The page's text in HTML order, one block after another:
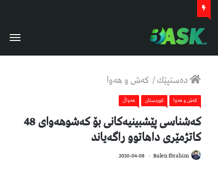
دەستپێك/ كەش و هەوا
كەش و هەوا كوردستان هەواڵ
كەشناسی پێشبینیەكانی بۆ كەشوھەوای 48
كاتژمێری داھاتوو راگەیاند
Balen Ibrahim
2020-04-08